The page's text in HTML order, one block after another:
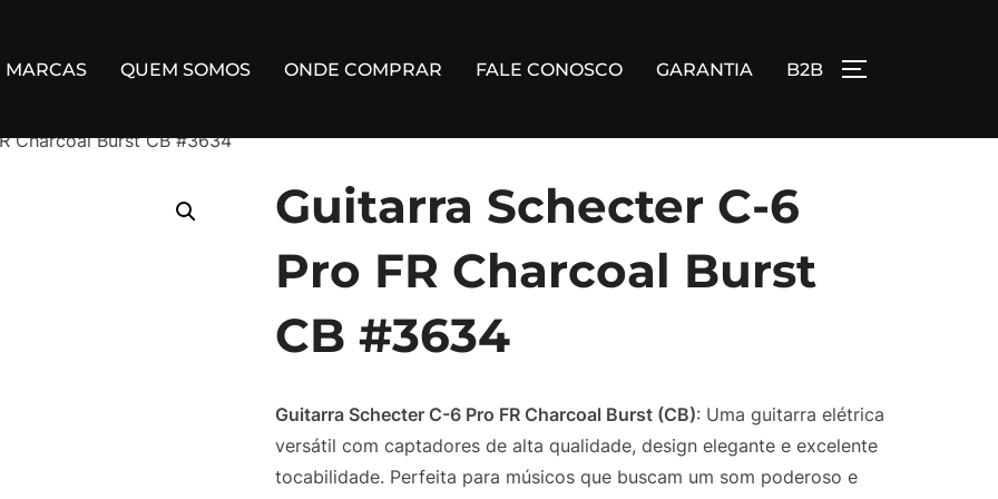
MARCAS QUEM SOMOS ONDE COMPRAR FALE CONOSCO GARANTIA B2B ALTERNAR
Charcoal Burst CB #3634
Guitarra Schecter C-6
Pro FR Charcoal Burst
CB #3634
Guitarra Schecter C-6 Pro FR Charcoal Burst (CB): Uma guitarra elétrica
versátil com captadores de alta qualidade, design elegante e excelente
tocabilidade. Perfeita para músicos que buscam um som poderoso e